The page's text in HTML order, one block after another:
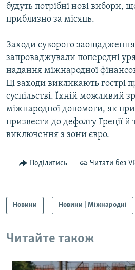
будуть потрібні нові вибори,
приблизно за місяць.
Заходи суворого заощадження
запроваджували попередні
надання міжнародної
Ці заходи викликають гострі
суспільстві. Їхній можливий
міжнародної допомоги, як
призвести до дефолту Греції й
виключення з зони євро.
Поділитись Читати без
Новини Новини | Міжнародні
Читайте також